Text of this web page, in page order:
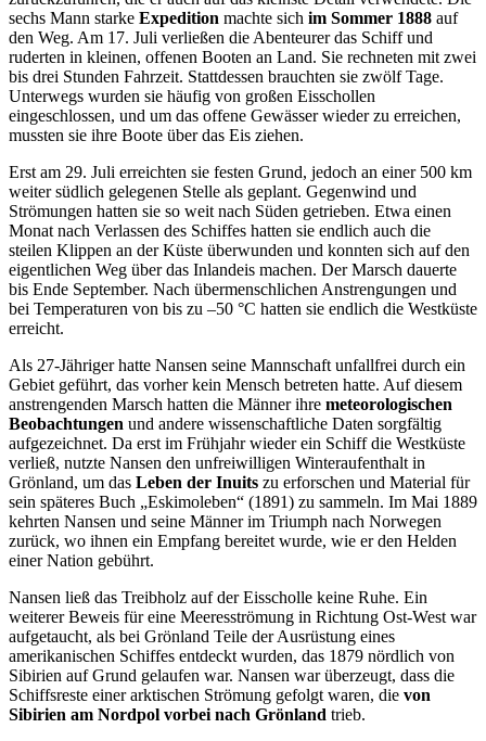
sechs Mann starke Expedition machte sich im Sommer 1888 auf
den Weg. Am 17. Juli verließen die Abenteurer das Schiff und
ruderten in kleinen, offenen Booten an Land. Sie rechneten mit zwei
bis drei Stunden Fahrzeit. Stattdessen brauchten sie zwölf Tage.
Unterwegs wurden sie häufig von großen Eisschollen
eingeschlossen, und um das offene Gewässer wieder zu erreichen,
mussten sie ihre Boote über das Eis ziehen.
Erst am 29. Juli erreichten sie festen Grund, jedoch an einer 500 km
weiter südlich gelegenen Stelle als geplant. Gegenwind und
Strömungen hatten sie so weit nach Süden getrieben. Etwa einen
Monat nach Verlassen des Schiffes hatten sie endlich auch die
steilen Klippen an der Küste überwunden und konnten sich auf den
eigentlichen Weg über das Inlandeis machen. Der Marsch dauerte
bis Ende September. Nach übermenschlichen Anstrengungen und
bei Temperaturen von bis zu –50 °C hatten sie endlich die Westküste
erreicht.
Als 27-Jähriger hatte Nansen seine Mannschaft unfallfrei durch ein
Gebiet geführt, das vorher kein Mensch betreten hatte. Auf diesem
anstrengenden Marsch hatten die Männer ihre meteorologischen
Beobachtungen und andere wissenschaftliche Daten sorgfältig
aufgezeichnet. Da erst im Frühjahr wieder ein Schiff die Westküste
verließ, nutzte Nansen den unfreiwilligen Winteraufenthalt in
Grönland, um das Leben der Inuits zu erforschen und Material für
sein späteres Buch „Eskimoleben“ (1891) zu sammeln. Im Mai 1889
kehrten Nansen und seine Männer im Triumph nach Norwegen
zurück, wo ihnen ein Empfang bereitet wurde, wie er den Helden
einer Nation gebührt.
Nansen ließ das Treibholz auf der Eisscholle keine Ruhe. Ein
weiterer Beweis für eine Meeresströmung in Richtung Ost-West war
aufgetaucht, als bei Grönland Teile der Ausrüstung eines
amerikanischen Schiffes entdeckt wurden, das 1879 nördlich von
Sibirien auf Grund gelaufen war. Nansen war überzeugt, dass die
Schiffsreste einer arktischen Strömung gefolgt waren, die von
Sibirien am Nordpol vorbei nach Grönland trieb.